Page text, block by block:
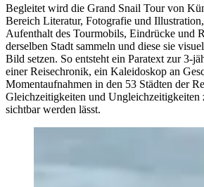
Begleitet wird die Grand Snail Tour von
Bereich Literatur, Fotografie und
Aufenthalt des Tourmobils, Eindrücke und
derselben Stadt sammeln und diese sie
Bild setzen. So entsteht ein Paratext zur 3-
einer Reisechronik, ein Kaleidoskop an
Momentaufnahmen in den 53 Städten der
Gleichzeitigkeiten und Ungleichzeitigkeiten
sichtbar werden lässt.